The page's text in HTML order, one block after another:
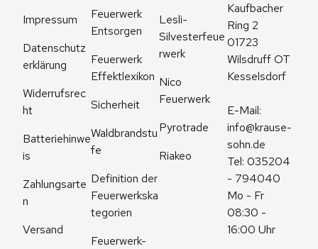
Impressum
Datenschutz
erklärung
Widerrufsrec
ht
Batteriehinwe
is
Zahlungsarte
n
Versand
Feuerwerk
Entsorgen
Feuerwerk
Effektlexikon
Sicherheit
Waldbrandstu
fe
Definition der
Feuerwerkska
tegorien
Feuerwerk-
Lesli-
Silvesterfeue
rwerk
Nico
Feuerwerk
Pyrotrade
Riakeo
Kaufbacher
Ring 2
01723
Wilsdruff OT
Kesselsdorf
info@krause-
sohn.de
Tel: 035204
- 794040
Mo - Fr
08:30 -
16:00 Uhr